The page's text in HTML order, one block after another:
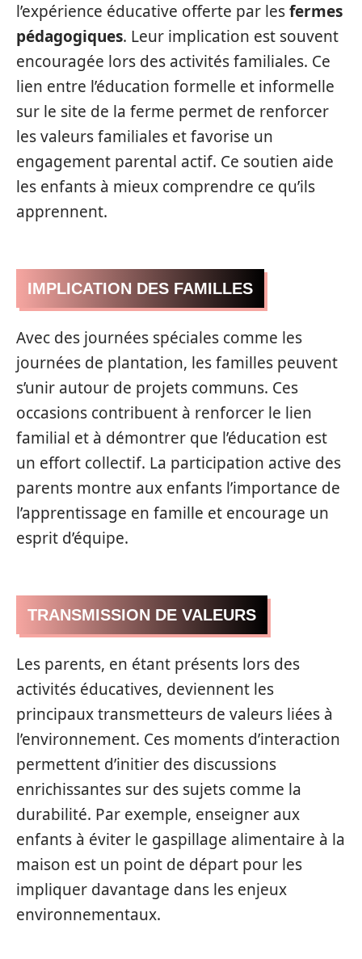
l’expérience éducative offerte par lesfermes
pédagogiques. Leur implication est souvent
encouragée lors des activités familiales. Ce
lien entre l’éducation formelle et informelle
sur le site de la ferme permet de renforcer
les valeurs familiales et favorise un
engagement parental actif. Ce soutien aide
les enfants à mieux comprendre ce qu’ils
apprennent.
IMPLICATION DES FAMILLES
Avec des journées spéciales comme les
journées de plantation, les familles peuvent
s’unir autour de projets communs. Ces
occasions contribuent à renforcer le lien
familial et à démontrer que l’éducation est
un effort collectif. La participation active des
parents montre aux enfants l’importance de
l’apprentissage en famille et encourage un
esprit d’équipe.
TRANSMISSION DE VALEURS
Les parents, en étant présents lors des
activités éducatives, deviennent les
principaux transmetteurs de valeurs liées à
l’environnement. Ces moments d’interaction
permettent d’initier des discussions
enrichissantes sur des sujets comme la
durabilité. Par exemple, enseigner aux
enfants à éviter le gaspillage alimentaire à la
maison est un point de départ pour les
impliquer davantage dans les enjeux
environnementaux.